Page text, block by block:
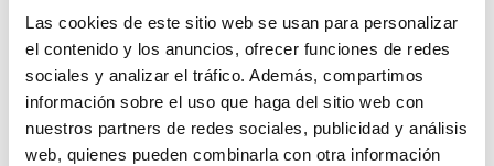
Las cookies de este sitio web se usan para personalizar
el contenido y los anuncios, ofrecer funciones de redes
sociales y analizar el tráfico. Además, compartimos
información sobre el uso que haga del sitio web con
nuestros partners de redes sociales, publicidad y análisis
web, quienes pueden combinarla con otra información
Presentaciones
Haz click para ver los envases
1KG 5KG 20KG
Ingredientes relacionados